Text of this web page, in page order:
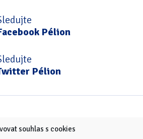
souhlas s cookies
Pélion
Pélion